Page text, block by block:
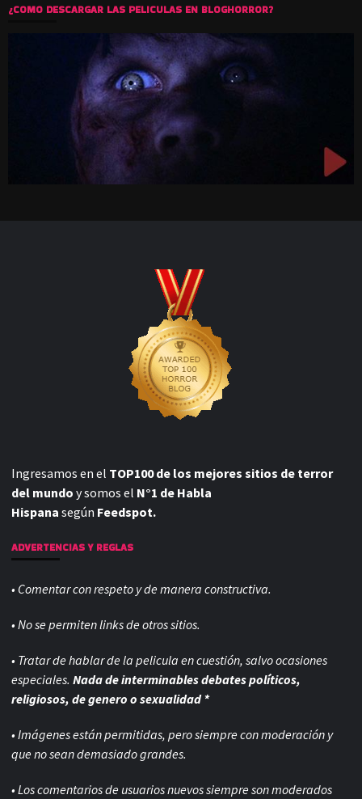
¿COMO DESCARGAR LAS PELICULAS EN BLOGHORROR?
Ingresamos en el TOP100 de los mejores sitios de terror
del mundo y somos el N°1 de Habla
Hispana según Feedspot.
ADVERTENCIAS Y REGLAS
• Comentar con respeto y de manera constructiva.
• No se permiten links de otros sitios.
• Tratar de hablar de la pelicula en cuestión, salvo ocasiones
especiales. Nada de interminables debates políticos,
religiosos, de genero o sexualidad *
• Imágenes están permitidas, pero siempre conmoderación y
que no sean demasiado grandes.
• Los comentarios de usuarios nuevos siempre son moderados